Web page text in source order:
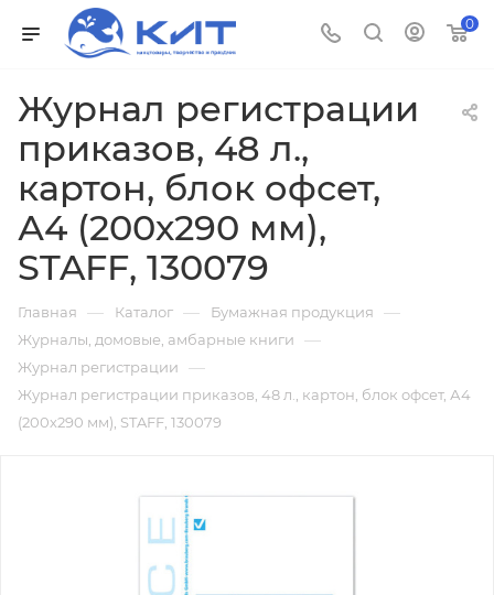
0
Журнал регистрации
приказов, 48 л.,
картон, блок офсет,
А4 (200х290 мм),
STAFF, 130079
Главная — Каталог — Бумажная продукция —
Журналы, домовые, амбарные книги —
Журнал регистрации —
Журнал регистрации приказов, 48 л., картон, блок офсет, А4
(200х290 мм), STAFF, 130079